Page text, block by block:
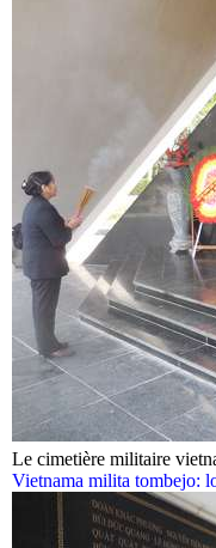
Le cimetière militaire
Vietnama milita tombejo: